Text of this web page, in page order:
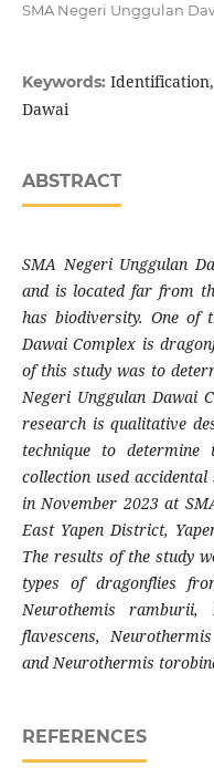
SMA Negeri Unggulan
Keywords:
Dawai
ABSTRACT
SMA Negeri Unggulan
and is located far from
has biodiversity. One of
Dawai Complex is
of this study was to
Negeri Unggulan Dawai
research is qualitative
technique to
collection used
in November 2023 at
East Yapen District,
The results of the study
types of dragonflies
Neurothemis ramburii,
flavescens,
and Neurothermis
REFERENCES